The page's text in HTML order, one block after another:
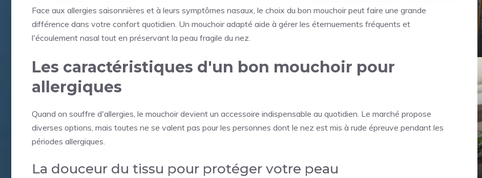
Face aux allergies saisonnières et à leurs symptômes nasaux, le choix du bon mouchoir peut faire une grande
différence dans votre confort quotidien. Un mouchoir adapté aide à gérer les éternuements fréquents et
l'écoulement nasal tout en préservant la peau fragile du nez.
Les caractéristiques d'un bon mouchoir pour
allergiques
Quand on souffre d'allergies, le mouchoir devient un accessoire indispensable au quotidien. Le marché propose
diverses options, mais toutes ne se valent pas pour les personnes dont le nez est mis à rude épreuve pendant les
périodes allergiques.
La douceur du tissu pour protéger votre peau